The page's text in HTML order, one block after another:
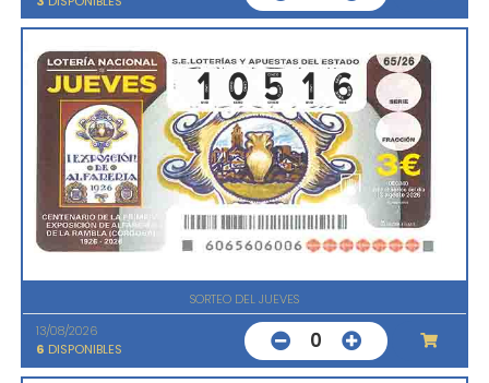
SORTEO DEL JUEVES
13/08/2026
6 DISPONIBLES 0